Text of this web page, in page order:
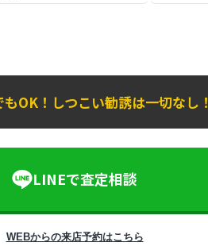
OK！しつこい勧誘は一切なし！
LINEで査定相談
WEBからの来店予約はこちら